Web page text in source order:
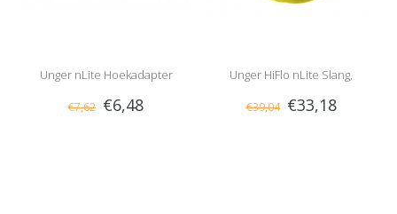
Unger nLite Hoekadapter
€7,62 €6,48
Unger HiFlo nLite Slang,
Compleet
€39,04 €33,18